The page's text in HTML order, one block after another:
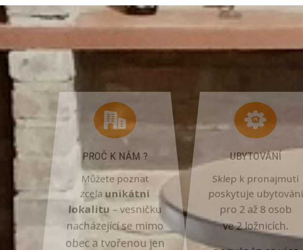
PROČ K NÁM ?
Můžete poznat
zcela unikátní
lokalitu – vesničku
nacházející se mimo
obec a tvořenou jen
UBYTOVÁNÍ
Sklep k pronajmutí
poskytuje ubytování
pro 2 až 8 osob
ve 2 ložnicích.